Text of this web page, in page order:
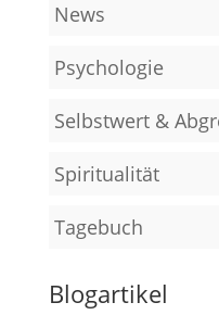
News
Psychologie
Selbstwert &
Spiritualität
Tagebuch
Blogartikel